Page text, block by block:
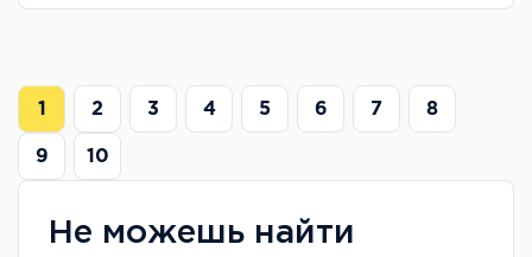
1 2 3 4 5 6 7 8
9 10
Не можешь найти